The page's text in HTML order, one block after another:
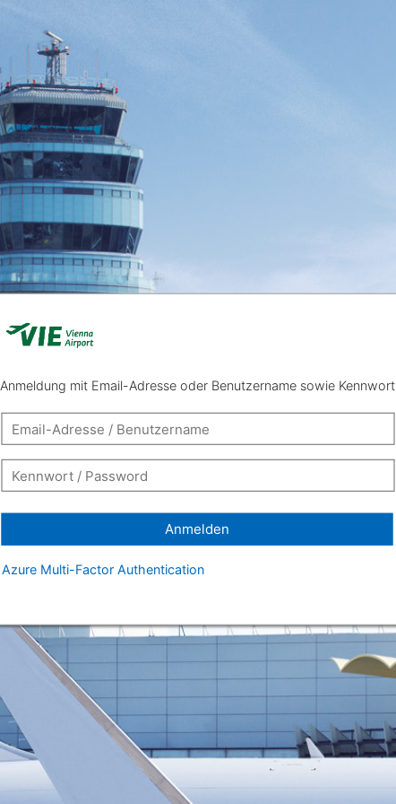
Anmeldung mit Email-Adresse oder Benutzername sowie Kennwort
Anmelden
Azure Multi-Factor Authentication